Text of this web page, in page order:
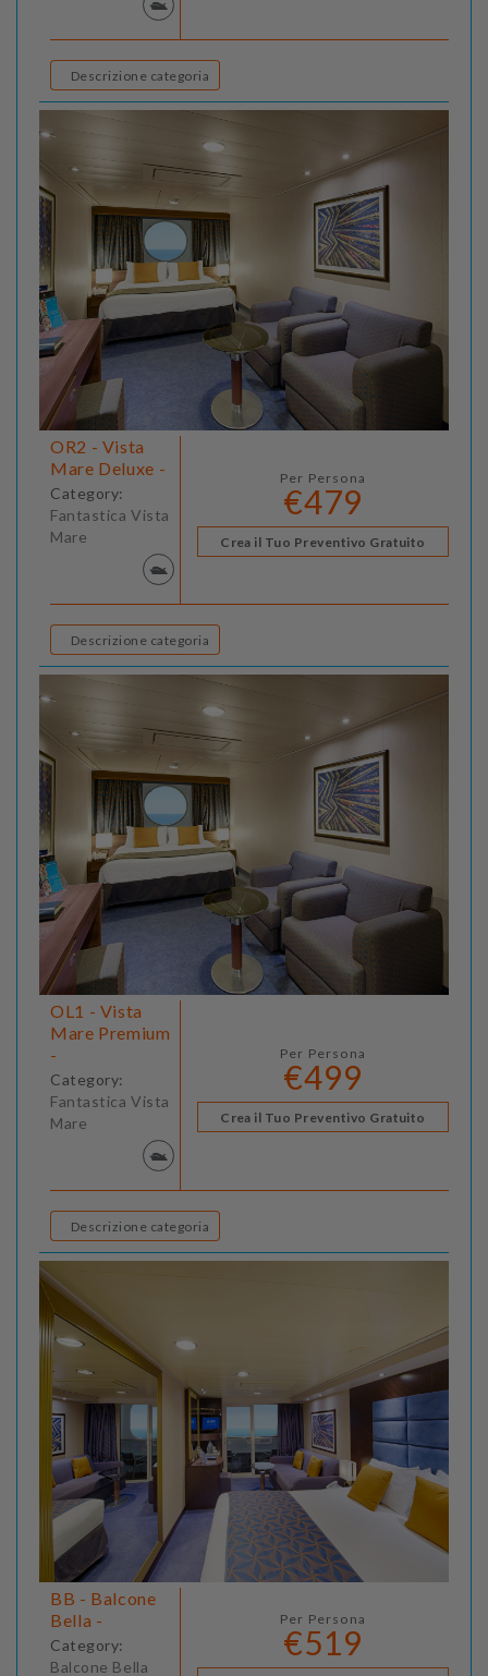
Descrizione categoria
OR2 - Vista
Mare Deluxe -
Category:
Fantastica Vista
Mare
Per Persona
€479
Crea il Tuo Preventivo Gratuito
Descrizione categoria
OL1 - Vista
Mare Premium
-
Category:
Fantastica Vista
Mare
Per Persona
€499
Crea il Tuo Preventivo Gratuito
Descrizione categoria
BB - Balcone
Bella -
Category:
Balcone Bella
Per Persona
€519